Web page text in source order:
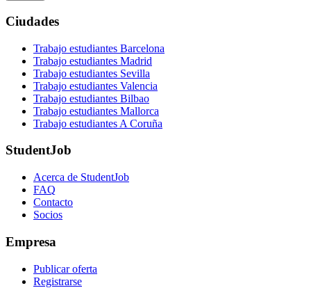
Ciudades
Trabajo estudiantes Barcelona
Trabajo estudiantes Madrid
Trabajo estudiantes Sevilla
Trabajo estudiantes Valencia
Trabajo estudiantes Bilbao
Trabajo estudiantes Mallorca
Trabajo estudiantes A Coruña
StudentJob
Acerca de StudentJob
FAQ
Contacto
Socios
Empresa
Publicar oferta
Registrarse